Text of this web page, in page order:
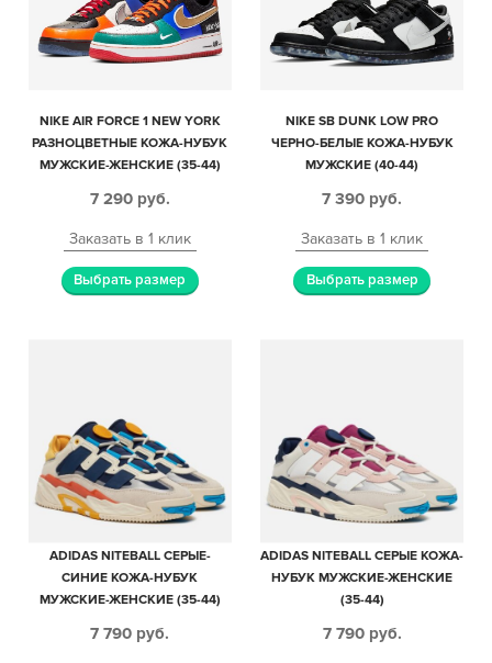
NIKE AIR FORCE 1 NEW YORK
РАЗНОЦВЕТНЫЕ КОЖА-НУБУК
МУЖСКИЕ-ЖЕНСКИЕ (35-44)
7 290 руб.
Заказать в 1 клик
Выбрать размер
NIKE SB DUNK LOW PRO
ЧЕРНО-БЕЛЫЕ КОЖА-НУБУК
МУЖСКИЕ (40-44)
7 390 руб.
Заказать в 1 клик
Выбрать размер
ADIDAS NITEBALL СЕРЫЕ-
СИНИЕ КОЖА-НУБУК
МУЖСКИЕ-ЖЕНСКИЕ (35-44)
7 790 руб.
ADIDAS NITEBALL СЕРЫЕ КОЖА-
НУБУК МУЖСКИЕ-ЖЕНСКИЕ
(35-44)
7 790 руб.